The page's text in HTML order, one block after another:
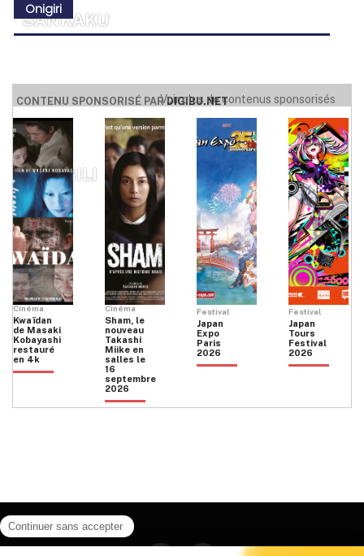
SANKAKU
SŌMA MILTON
GILI-GILI
Onigiri
CONTENU SPONSORISÉ PARDIGIBU.NET
Voir plus de contenus sponsorisés
Cinéma
Kwaïdan
de Masaki
Kobayashi
restauré
en 4k
Cinéma
Sham, le
nouveau
Takashi
Miike en
salles le
16
septembre
2026
Festival
Japan
Expo
Paris
2026
Festival
Japan
Tours
Festival
2026